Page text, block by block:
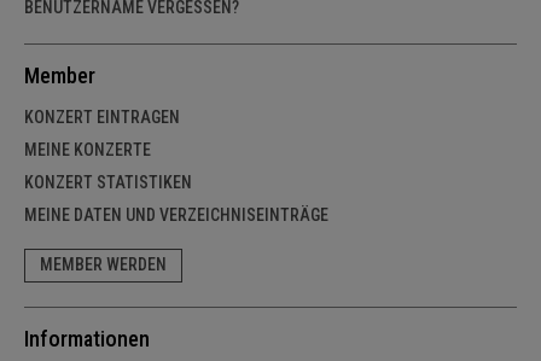
BENUTZERNAME VERGESSEN?
Member
KONZERT EINTRAGEN
MEINE KONZERTE
KONZERT STATISTIKEN
MEINE DATEN UND VERZEICHNISEINTRÄGE
MEMBER WERDEN
Informationen